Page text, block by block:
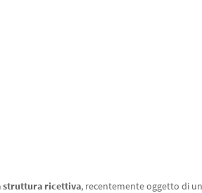
struttura ricettiva, recentemente oggetto di